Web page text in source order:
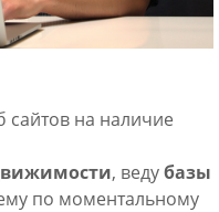
сайтов на наличие
, ведубазы
по моментальному